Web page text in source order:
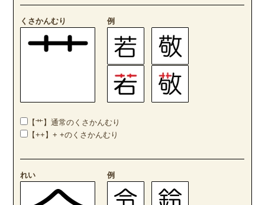
くさかんむり 例
【艹】通常のくさかんむり
【++】+ +のくさかんむり
れい 例